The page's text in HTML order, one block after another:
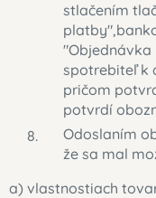
stlačením
"Objednávka
spotrebiteľ k
pričom
potvrdí
Odoslaním
že sa mal
a) vlastnostiach